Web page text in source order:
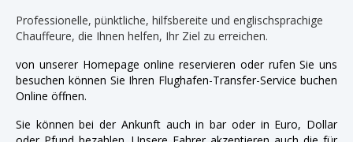
Professionelle, pünktliche, hilfsbereite und englischsprachige
Chauffeure, die Ihnen helfen, Ihr Ziel zu erreichen.
von unserer Homepage online reservieren oder rufen Sie uns
besuchen können Sie Ihren Flughafen-Transfer-Service buchen
Online öffnen.
Sie können bei der Ankunft auch in bar oder in Euro, Dollar